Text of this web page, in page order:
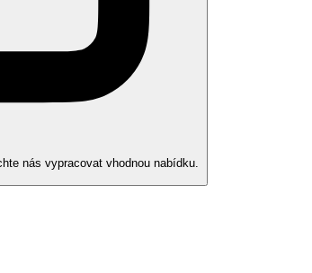
nás vypracovat vhodnou nabídku.